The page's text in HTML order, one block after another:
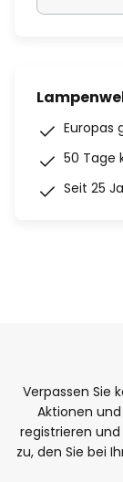
Europas
50 Tage
Seit 25
Verpassen Sie
Aktionen
registrieren
zu, den Sie bei